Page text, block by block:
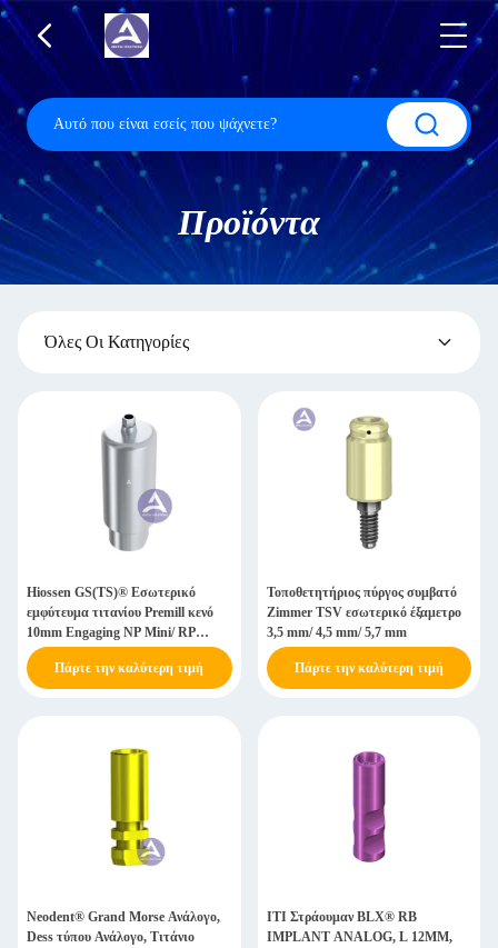
Προϊόντα
Όλες Οι Κατηγορίες
Hiossen GS(TS)® Εσωτερικό
εμφύτευμα τιτανίου Premill κενό
10mm Engaging NP Mini/ RP
Regular Custom Abutment
Πάρτε την καλύτερη τιμή
Τοποθετητήριος πύργος συμβατό
Zimmer TSV εσωτερικό έξαμετρο
3,5 mm/ 4,5 mm/ 5,7 mm
Πάρτε την καλύτερη τιμή
Neodent® Grand Morse Ανάλογο,
Dess τύπου Ανάλογο, Τιτάνιο
ΙΤΙ Στράουμαν BLX® RB
IMPLANT ANALOG, L 12MM,